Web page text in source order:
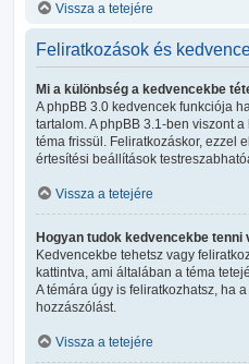
Vissza a tetejére
Feliratkozások és
Mi a különbség a kedvencekbe
A phpBB 3.0 kedvencek funkciója
tartalom. A phpBB 3.1-ben viszont
téma frissül. Feliratkozáskor, ezzel
értesítési beállítások
Vissza a tetejére
Hogyan tudok kedvencekbe
Kedvencekbe tehetsz vagy
kattintva, ami általában a téma
A témára úgy is feliratkozhatsz, ha
hozzászólást.
Vissza a tetejére